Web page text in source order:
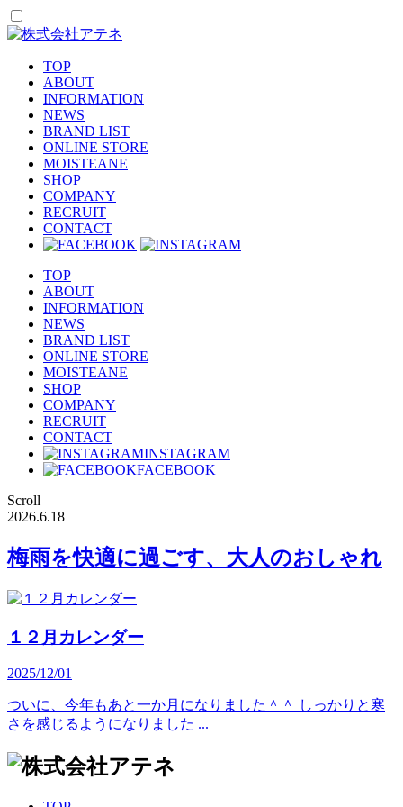
TOP
ABOUT
INFORMATION
NEWS
BRAND LIST
ONLINE STORE
MOISTEANE
SHOP
COMPANY
RECRUIT
CONTACT
TOP
ABOUT
INFORMATION
NEWS
BRAND LIST
ONLINE STORE
MOISTEANE
SHOP
COMPANY
RECRUIT
CONTACT
INSTAGRAM
FACEBOOK
Scroll
2026.6.18
梅雨を快適に過ごす、大人のおしゃれ
１２月カレンダー
2025/12/01
ついに、今年もあと一か月になりました＾＾ しっかりと寒
さを感じるようになりました ...